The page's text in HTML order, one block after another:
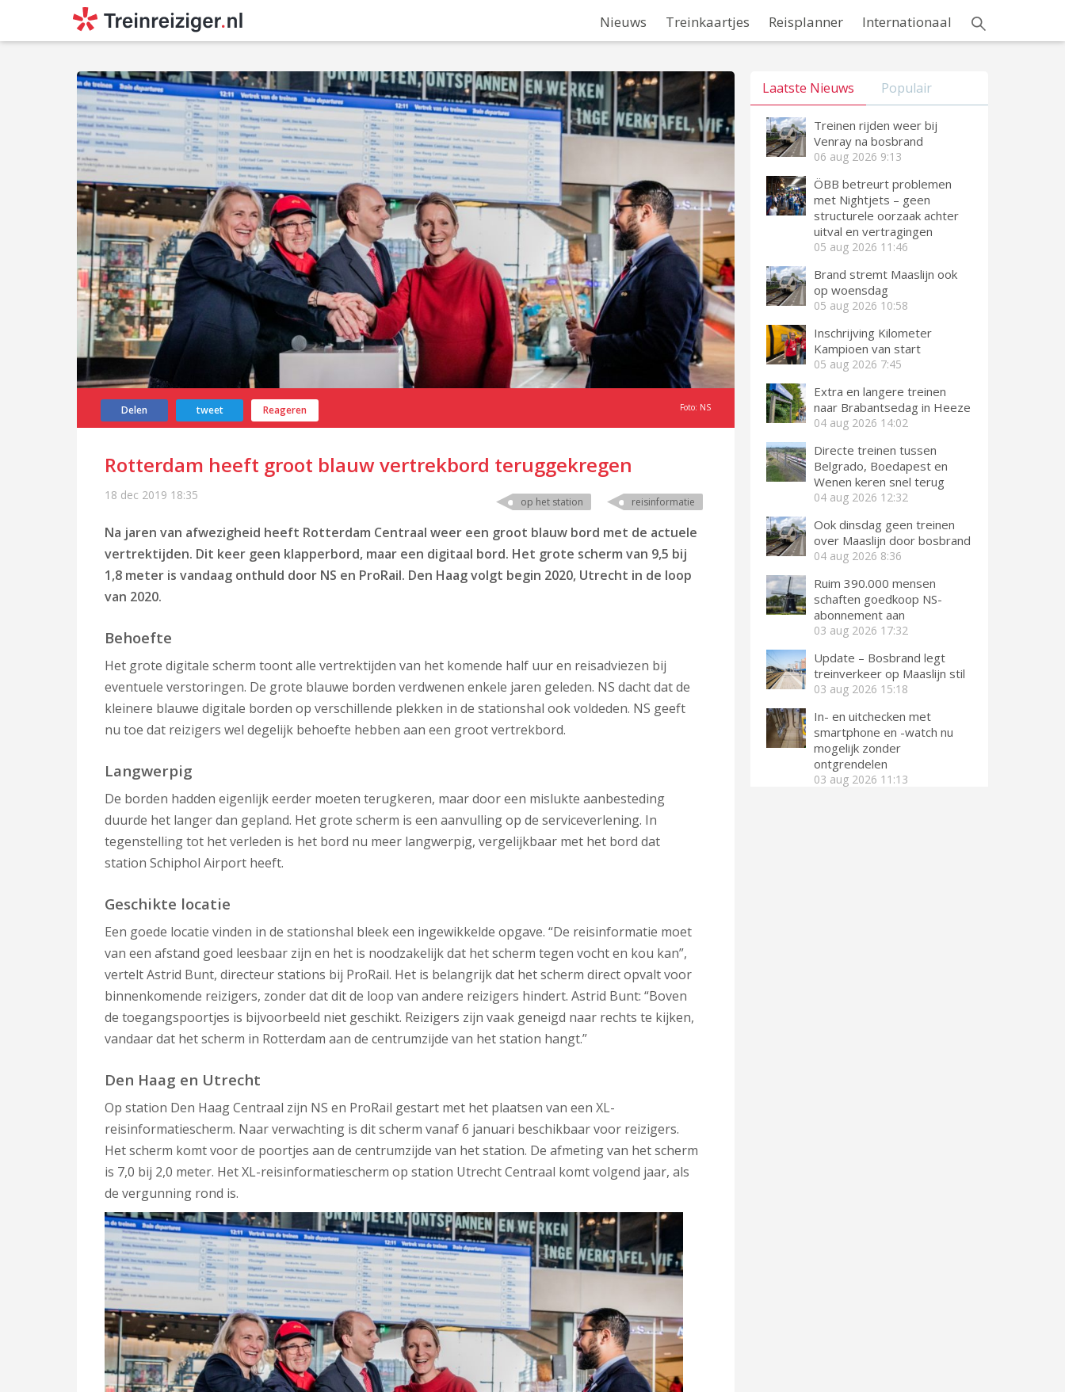
Nieuws Treinkaartjes Reisplanner Internationaal
Delen tweet Reageren Foto: NS
Rotterdam heeft groot blauw vertrekbord teruggekregen
18 dec 2019 18:35 op het station reisinformatie
Na jaren van afwezigheid heeft Rotterdam Centraal weer een groot blauw bord met de actuele
vertrektijden. Dit keer geen klapperbord, maar een digitaal bord. Het grote scherm van 9,5 bij
1,8 meter is vandaag onthuld door NS en ProRail. Den Haag volgt begin 2020, Utrecht in de loop
van 2020.
Behoefte
Het grote digitale scherm toont alle vertrektijden van het komende half uur en reisadviezen bij
eventuele verstoringen. De grote blauwe borden verdwenen enkele jaren geleden. NS dacht dat de
kleinere blauwe digitale borden op verschillende plekken in de stationshal ook voldeden. NS geeft
nu toe dat reizigers wel degelijk behoefte hebben aan een groot vertrekbord.
Langwerpig
De borden hadden eigenlijk eerder moeten terugkeren, maar door een mislukte aanbesteding
duurde het langer dan gepland. Het grote scherm is een aanvulling op de serviceverlening. In
tegenstelling tot het verleden is het bord nu meer langwerpig, vergelijkbaar met het bord dat
station Schiphol Airport heeft.
Geschikte locatie
Een goede locatie vinden in de stationshal bleek een ingewikkelde opgave. “De reisinformatie moet
van een afstand goed leesbaar zijn en het is noodzakelijk dat het scherm tegen vocht en kou kan”,
vertelt Astrid Bunt, directeur stations bij ProRail. Het is belangrijk dat het scherm direct opvalt voor
binnenkomende reizigers, zonder dat dit de loop van andere reizigers hindert. Astrid Bunt: “Boven
de toegangspoortjes is bijvoorbeeld niet geschikt. Reizigers zijn vaak geneigd naar rechts te kijken,
vandaar dat het scherm in Rotterdam aan de centrumzijde van het station hangt.”
Den Haag en Utrecht
Op station Den Haag Centraal zijn NS en ProRail gestart met het plaatsen van een XL-
reisinformatiescherm. Naar verwachting is dit scherm vanaf 6 januari beschikbaar voor reizigers.
Het scherm komt voor de poortjes aan de centrumzijde van het station. De afmeting van het scherm
is 7,0 bij 2,0 meter. Het XL-reisinformatiescherm op station Utrecht Centraal komt volgend jaar, als
de vergunning rond is.
Laatste Nieuws Populair
Treinen rijden weer bij
Venray na bosbrand
06 aug 2026 9:13
ÖBB betreurt problemen
met Nightjets – geen
structurele oorzaak achter
uitval en vertragingen
05 aug 2026 11:46
Brand stremt Maaslijn ook
op woensdag
05 aug 2026 10:58
Inschrijving Kilometer
Kampioen van start
05 aug 2026 7:45
Extra en langere treinen
naar Brabantsedag in Heeze
04 aug 2026 14:02
Directe treinen tussen
Belgrado, Boedapest en
Wenen keren snel terug
04 aug 2026 12:32
Ook dinsdag geen treinen
over Maaslijn door bosbrand
04 aug 2026 8:36
Ruim 390.000 mensen
schaften goedkoop NS-
abonnement aan
03 aug 2026 17:32
Update – Bosbrand legt
treinverkeer op Maaslijn stil
03 aug 2026 15:18
In- en uitchecken met
smartphone en -watch nu
mogelijk zonder
ontgrendelen
03 aug 2026 11:13